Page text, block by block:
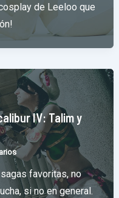
de Leeloo que
IV: Talim y
favoritas, no
si no en general.